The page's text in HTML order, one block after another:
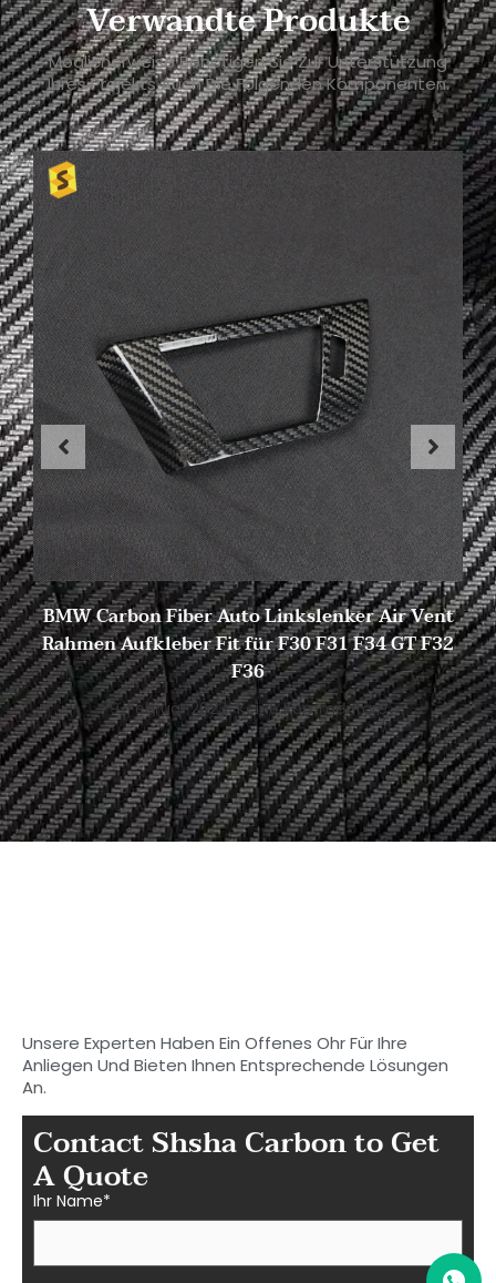
Verwandte Produkte
Möglicherweise Benötigen Sie Zur Unterstützung
Ihres Projekts Auch Die Folgenden Komponenten.
BMW Carbon Fiber Auto Linkslenker Air Vent
Rahmen Aufkleber Fit für F30 F31 F34 GT F32
F36
9. Februar 2023 Keine Kommentare
Unsere Experten Haben Ein Offenes Ohr Für Ihre
Anliegen Und Bieten Ihnen Entsprechende Lösungen
An.
Contact Shsha Carbon to Get
A Quote
Ihr Name*